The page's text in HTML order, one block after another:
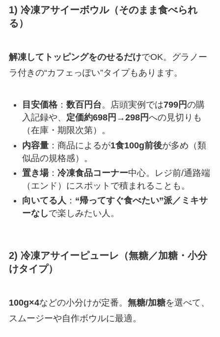
1) 冷凍アサイーボウル（そのまま食べられ
る）
解凍してトッピングをのせるだけでOK。グラノー
ラ付きの“カフェっぽい”タイプもあります。
目安価格： 数百円台。店頭実例では799円の購
入記録や、 定価約698円→298円への見切りも
（在庫・期限次第）。
内容量：商品によるが1食100g前後が多め（類
似品の規格感）。
置き場： 冷凍食品コーナー中心。レジ前/通路端
（エンド）にスポットで積まれることも。
向いてる人 ： “帰ってすぐ食べたい”派／ミキサ
ーなしで楽しみたい人。
2) 冷凍アサイーピューレ（無糖／加糖・小分
けタイプ）
100g×4などの小分けが定番。 無糖/加糖を選べて、
スムージーや自作ボウルに最適。